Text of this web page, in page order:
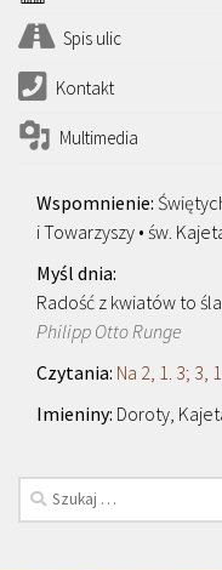
Spis ulic
Kontakt
Multimedia
i Towarzyszy • św.
Radość z kwiatów to
Philipp Otto Runge
Na 2, 1. 3; 3,
Doroty,
Szukaj: